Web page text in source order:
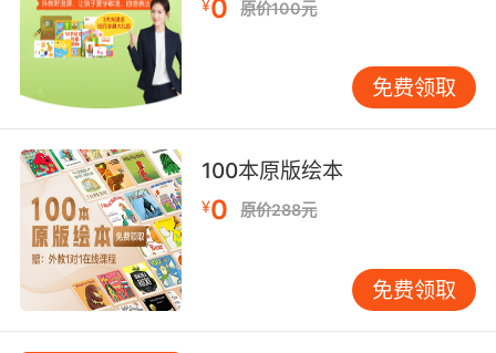
三、互动反馈：强化理解深度
即时反馈机制能有效缩短错误修正周期。VIPKID
课堂的语音识别系统可实时标记发音偏差，外教
扫除5个以上高频误读词。对比传统课后批改模
式，这种即时干预使阅读流畅度周增长率达到
17%。
结构化问答设计能深化信息处理。哈佛教育学院
研究表明，开放式问题可使文本记忆留存率提升
40%。在《Charlotte's Web》精读课中，外教分
¥0 原价100元
免费领取
100本原版绘本
¥0 原价288元
免费领取